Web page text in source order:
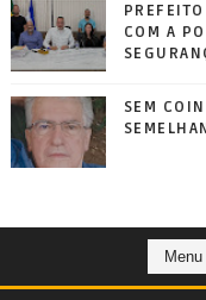
COM A
SEM